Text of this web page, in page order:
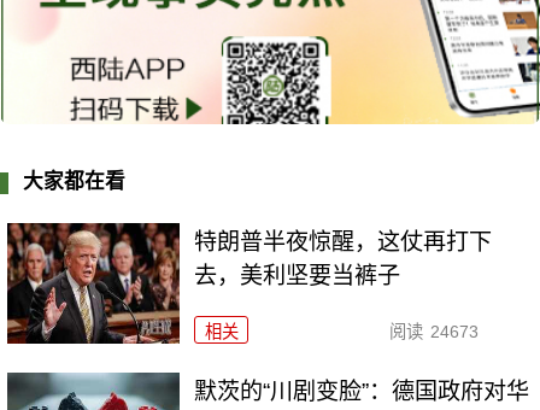
大家都在看
特朗普半夜惊醒，这仗再打下
去，美利坚要当裤子
相关 阅读 24673
默茨的“川剧变脸”：德国政府对华